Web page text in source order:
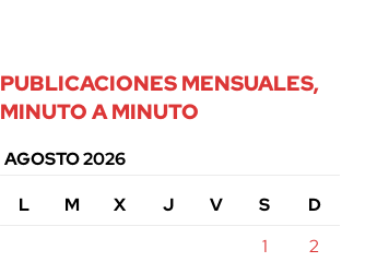
PUBLICACIONES MENSUALES,
MINUTO A MINUTO
AGOSTO 2026
L
M X J V S
D
1
2